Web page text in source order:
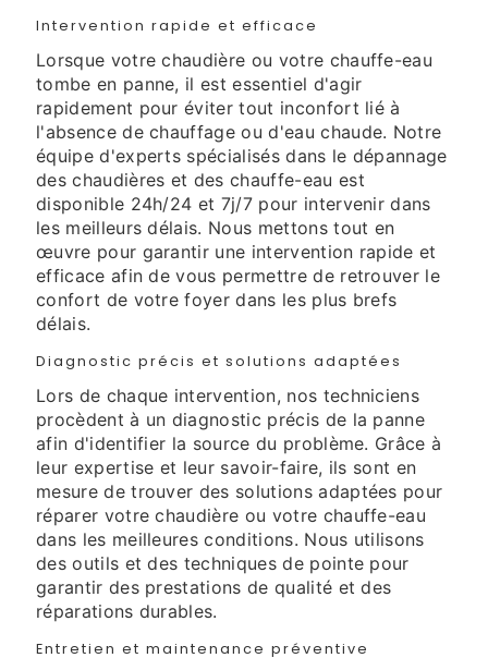
Intervention rapide et efficace
Lorsque votre chaudière ou votre chauffe-eau
tombe en panne, il est essentiel d'agir
rapidement pour éviter tout inconfort lié à
l'absence de chauffage ou d'eau chaude. Notre
équipe d'experts spécialisés dans le dépannage
des chaudières et des chauffe-eau est
disponible 24h/24 et 7j/7 pour intervenir dans
les meilleurs délais. Nous mettons tout en
œuvre pour garantir une intervention rapide et
efficace afin de vous permettre de retrouver le
confort de votre foyer dans les plus brefs
délais.
Diagnostic précis et solutions adaptées
Lors de chaque intervention, nos techniciens
procèdent à un diagnostic précis de la panne
afin d'identifier la source du problème. Grâce à
leur expertise et leur savoir-faire, ils sont en
mesure de trouver des solutions adaptées pour
réparer votre chaudière ou votre chauffe-eau
dans les meilleures conditions. Nous utilisons
des outils et des techniques de pointe pour
garantir des prestations de qualité et des
réparations durables.
Entretien et maintenance préventive